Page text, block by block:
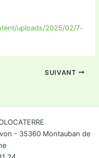
uploads/2025/02/7-
SUIVANT
- 35360 Montauban de